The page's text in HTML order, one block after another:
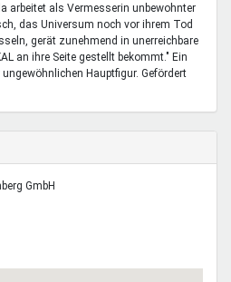
arbeitet als Vermesserin unbewohnter
das Universum noch vor ihrem Tod
gerät zunehmend in unerreichbare
an ihre Seite gestellt bekommt." Ein
Hauptfigur. Gefördert
GmbH